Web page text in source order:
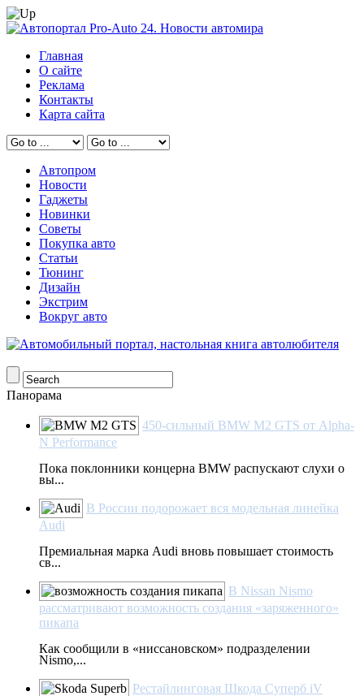
Главная
О сайте
Реклама
Контакты
Карта сайта
Автопром
Новости
Гаджеты
Новинки
Советы
Покупка авто
Статьи
Тюнинг
Дизайн
Экстрим
Вокруг авто
Панорама
450-сильный BMW M2 GTS от Alpha-
N Performance
Пока поклонники концерна BMW распускают слухи о
вы...
В России подорожает вся модельная линейка
Audi
Премиальная марка Audi вновь повышает стоимость
св...
В Nissan Nismo
рассматривают возможность создания «заряженного»
пикапа
Как сообщили в «ниссановском» подразделении
Nismo,...
Рестайлинговая Шкода Суперб iV